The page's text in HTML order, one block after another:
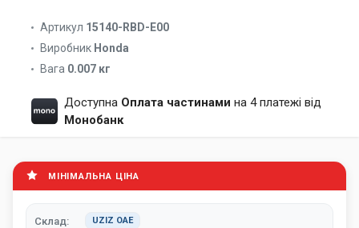
Артикул 15140-RBD-E00
Виробник Honda
Вага 0.007 кг
Доступна Оплата частинами на 4 платежі від
Монобанк
МІНІМАЛЬНА ЦІНА
Склад: UZIZ ОАЕ